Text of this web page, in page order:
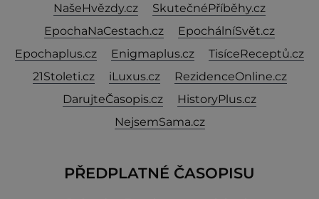
NašeHvězdy.cz
SkutečnéPříběhy.cz
EpochaNaCestach.cz
EpochálníSvět.cz
Epochaplus.cz
Enigmaplus.cz
TisíceReceptů.cz
21Stoleti.cz
iLuxus.cz
RezidenceOnline.cz
DarujteČasopis.cz
HistoryPlus.cz
NejsemSama.cz
PŘEDPLATNÉ ČASOPISU